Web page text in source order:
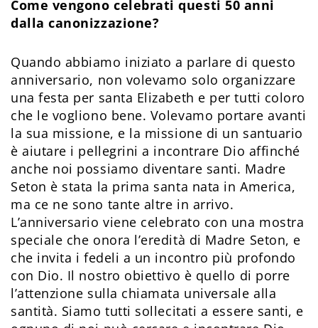
Come vengono celebrati questi 50 anni
dalla canonizzazione?
Quando abbiamo iniziato a parlare di questo
anniversario, non volevamo solo organizzare
una festa per santa Elizabeth e per tutti coloro
che le vogliono bene. Volevamo portare avanti
la sua missione, e la missione di un santuario
è aiutare i pellegrini a incontrare Dio affinché
anche noi possiamo diventare santi. Madre
Seton è stata la prima santa nata in America,
ma ce ne sono tante altre in arrivo.
L’anniversario viene celebrato con una mostra
speciale che onora l’eredità di Madre Seton, e
che invita i fedeli a un incontro più profondo
con Dio. Il nostro obiettivo è quello di porre
l’attenzione sulla chiamata universale alla
santità. Siamo tutti sollecitati a essere santi, e